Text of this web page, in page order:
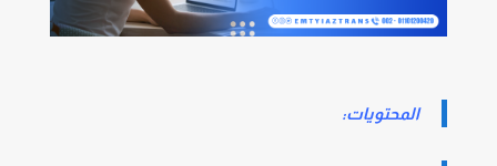
المحتويات: